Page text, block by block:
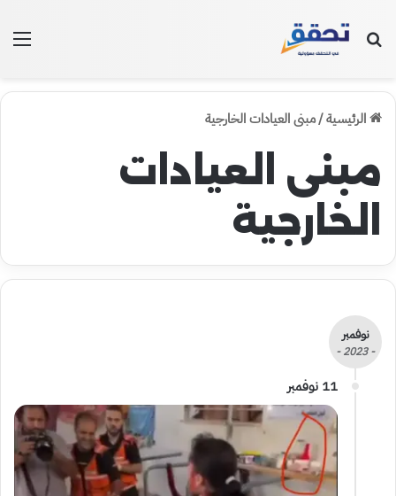
بحث عن
الرئيسية/مبنى العيادات الخارجية
مبنى العيادات
الخارجية
نوفمبر
- 2023 -
11 نوفمبر